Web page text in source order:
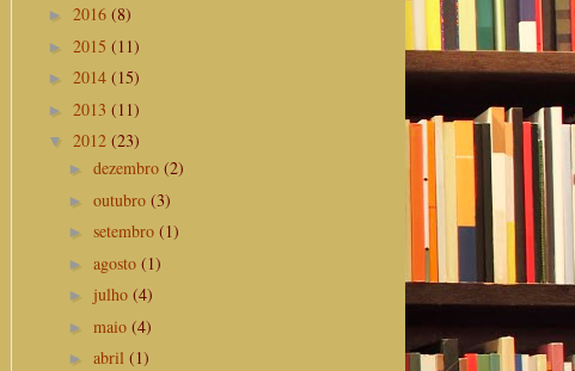
► 2016 (8)
► 2015 (11)
► 2014 (15)
► 2013 (11)
▼ 2012 (23)
► dezembro (2)
► outubro (3)
► setembro (1)
► agosto (1)
► julho (4)
► maio (4)
► abril (1)